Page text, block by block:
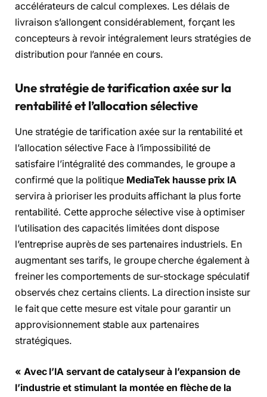
accélérateurs de calcul complexes. Les délais de
livraison s’allongent considérablement, forçant les
concepteurs à revoir intégralement leurs stratégies de
distribution pour l’année en cours.
Une stratégie de tarification axée sur la
rentabilité et l’allocation sélective
Une stratégie de tarification axée sur la rentabilité et
l’allocation sélective Face à l’impossibilité de
satisfaire l’intégralité des commandes, le groupe a
confirmé que la politique MediaTek hausse prix IA
servira à prioriser les produits affichant la plus forte
rentabilité. Cette approche sélective vise à optimiser
l’utilisation des capacités limitées dont dispose
l’entreprise auprès de ses partenaires industriels. En
augmentant ses tarifs, le groupe cherche également à
freiner les comportements de sur-stockage spéculatif
observés chez certains clients. La direction insiste sur
le fait que cette mesure est vitale pour garantir un
approvisionnement stable aux partenaires
stratégiques.
« Avec l’IA servant de catalyseur à l’expansion de
l’industrie et stimulant la montée en flèche de la